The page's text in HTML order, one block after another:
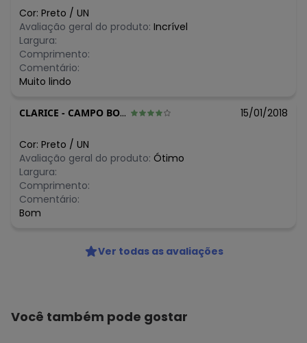
fevereiro/2026
Cor: Preto / UN
Avaliação geral do produto: Incrível
Largura:
Comprimento:
Comentário:
Muito lindo
CLARICE - CAMPO BOM - RS 15/01/2018
Cor: Preto / UN
Avaliação geral do produto: Ótimo
Largura:
Comprimento:
Comentário:
Bom
Ver todas as avaliações
Você também pode gostar